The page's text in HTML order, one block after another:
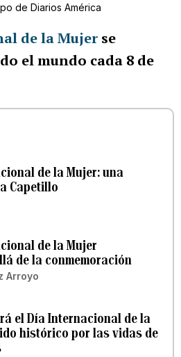
de Diarios América
de la Mujer se
el mundo cada 8 de
de la Mujer: una
Capetillo
de la Mujer
de la conmemoración
Arroyo
el Día Internacional de la
histórico por las vidas de